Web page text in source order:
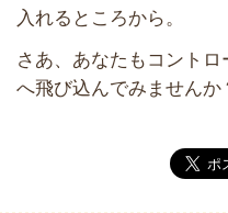
入れるところから。
さあ、あなたもコント
へ飛び込んでみませんか